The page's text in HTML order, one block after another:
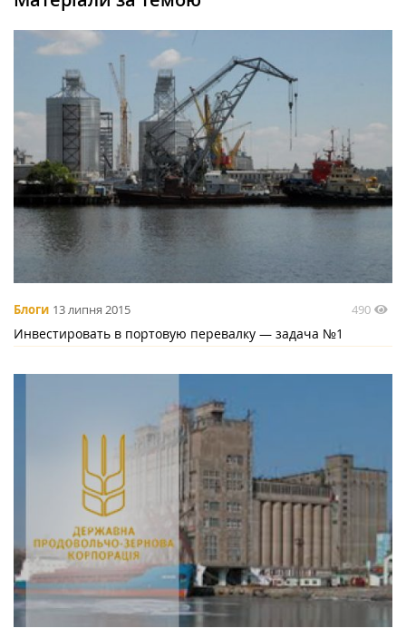
Блоги 13 липня 2015 490
Инвестировать в портовую перевалку — задача №1